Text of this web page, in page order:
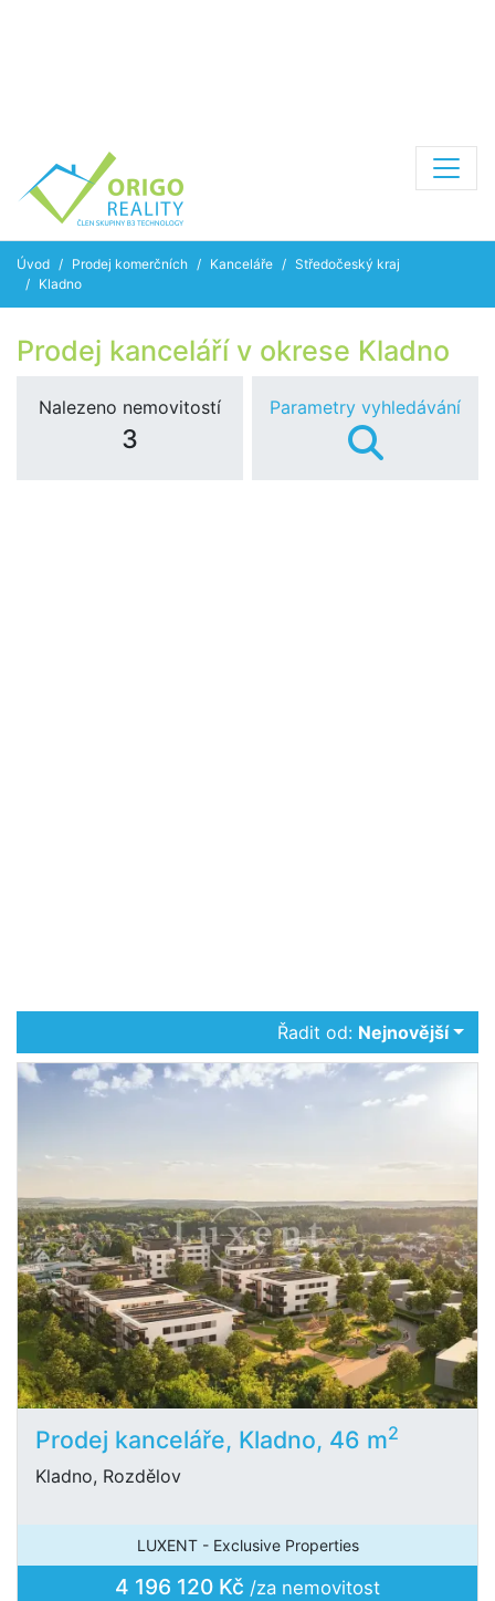
Úvod Prodej komerčních Kanceláře
Středočeský kraj
Kladno
Prodej kanceláří v okrese Kladno
Nalezeno nemovitostí
3
Parametry vyhledávání
Řadit od: Nejnovější
Prodej kanceláře, Kladno, 46 m2
Kladno, Rozdělov
LUXENT - Exclusive Properties
4 196 120 Kč /za nemovitost